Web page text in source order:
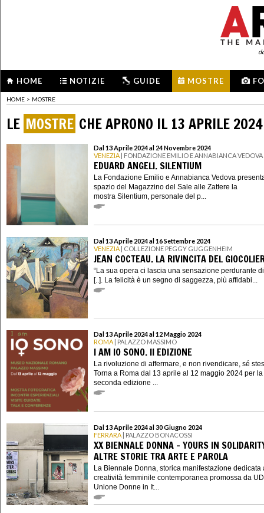
HOME NOTIZIE GUIDE MOSTRE
HOME > MOSTRE
LE MOSTRE CHE APRONO IL 13 APRILE 2024
Dal 13 Aprile 2024 al 24 Novembre 2024
VENEZIA | FONDAZIONE EMILIO E ANNABIANCA VEDOVA
EDUARD ANGELI. SILENTIUM
La Fondazione Emilio e Annabianca Vedova
spazio del Magazzino del Sale alle Zattere la
mostra Silentium, personale del p...
Dal 13 Aprile 2024 al 16 Settembre 2024
VENEZIA | COLLEZIONE PEGGY GUGGENHEIM
JEAN COCTEAU. LA RIVINCITA DEL
“La sua opera ci lascia una sensazione perdurante
[..]. La felicità è un segno di saggezza, più affidabi...
Dal 13 Aprile 2024 al 12 Maggio 2024
ROMA | PALAZZO MASSIMO
I AM IO SONO. II EDIZIONE
La rivoluzione di affermare, e non rivendicare, sé
Torna a Roma dal 13 aprile al 12 maggio 2024 per la
seconda edizione ...
Dal 13 Aprile 2024 al 30 Giugno 2024
FERRARA | PALAZZO BONACOSSI
XX BIENNALE DONNA - YOURS IN
ALTRE STORIE TRA ARTE E PAROLA
La Biennale Donna, storica manifestazione dedicata
creatività femminile contemporanea promossa da
Unione Donne in It...